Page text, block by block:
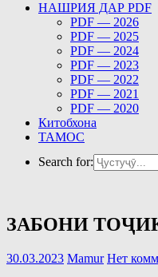
НАШРИЯ ДАР PDF
PDF — 2026
PDF — 2025
PDF — 2024
PDF — 2023
PDF — 2022
PDF — 2021
PDF — 2020
Китобхона
ТАМОС
Search for:
ЗАБОНИ
30.03.2023 Mamur Нет